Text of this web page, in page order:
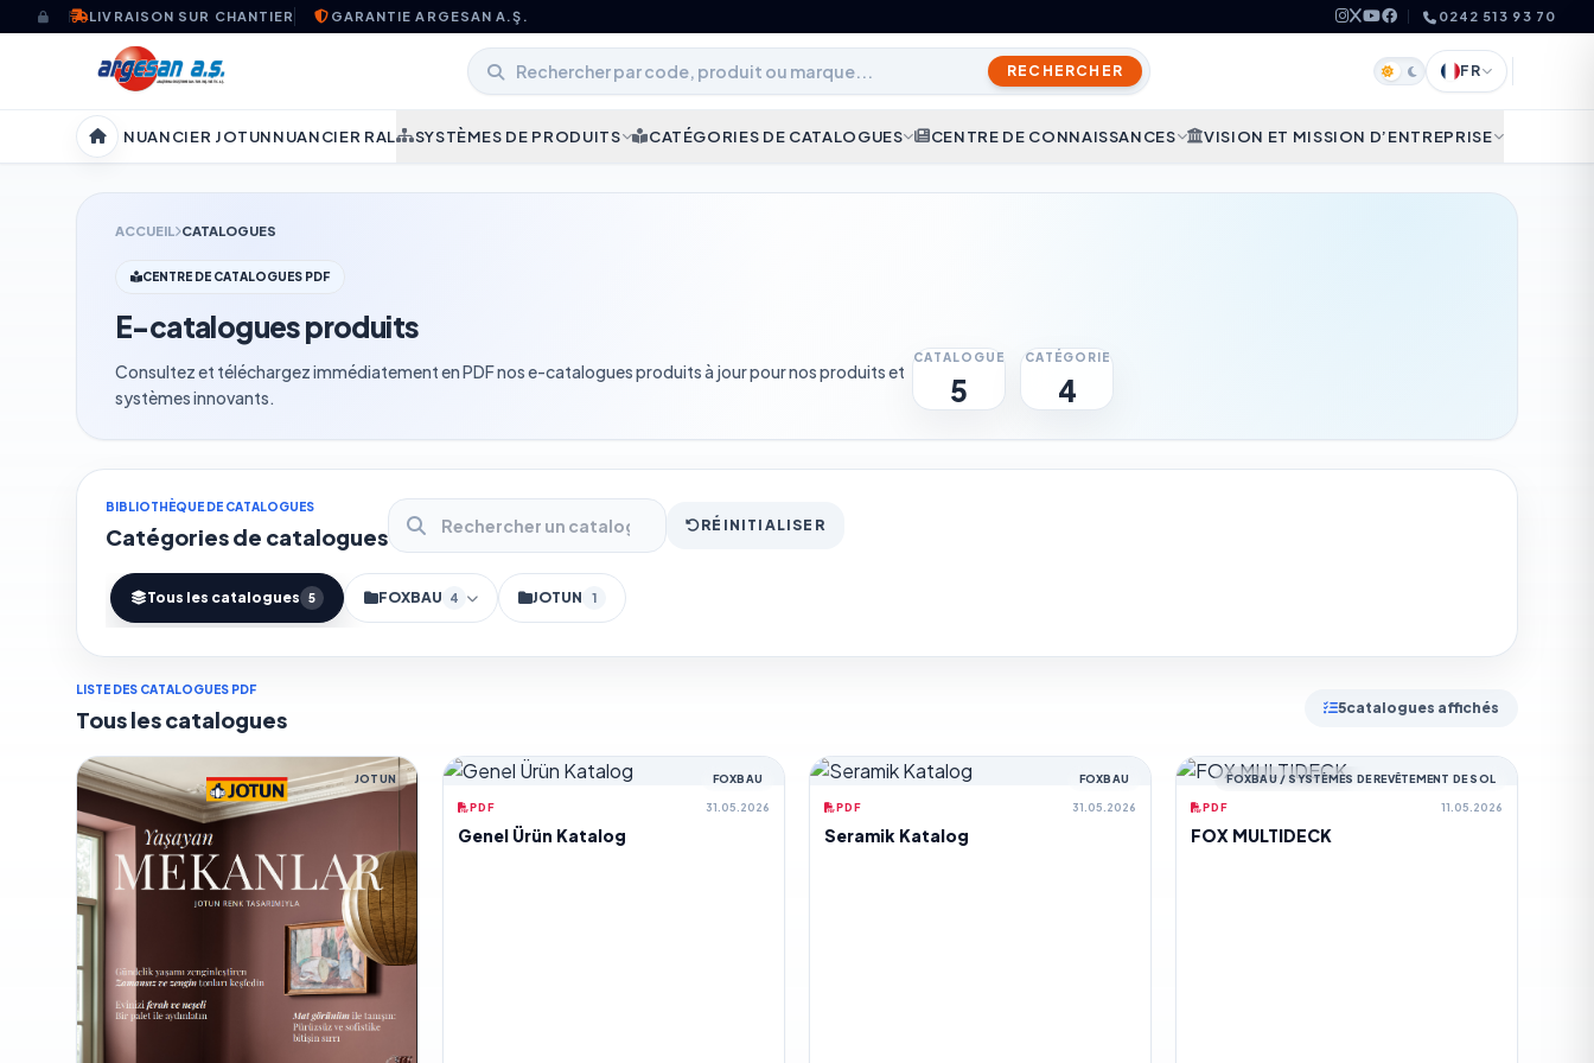
Aller au contenuLIVRAISON SUR CHANTIER GARANTIE ARGESAN A.Ş. 0242 513 93 70
RECHERCHER FR
AccueilNUANCIER JOTUNNUANCIER RAL SYSTÈMES DE PRODUITS CATÉGORIES DE CATALOGUES CENTRE DE CONNAISSANCES VISION ET MISSION D’ENTREPRISE
ACCUEIL CATALOGUES
CENTRE DE CATALOGUES PDF
E-catalogues produits
Consultez et téléchargez immédiatement en PDF nos e-catalogues produits à jour pour nos produits et
systèmes innovants.
CATALOGUE
5
CATÉGORIE
4
BIBLIOTHÈQUE DE CATALOGUES
Catégories de catalogues RÉINITIALISER
Tous les catalogues 5 FOXBAU 4 JOTUN 1
LISTE DES CATALOGUES PDF
Tous les catalogues 5catalogues affichés
JOTUN FOXBAU
PDF 31.05.2026
Genel Ürün Katalog
FOXBAU
PDF 31.05.2026
Seramik Katalog
FOXBAU / SYSTÈMES DE REVÊTEMENT DE SOL
PDF 11.05.2026
FOX MULTIDECK